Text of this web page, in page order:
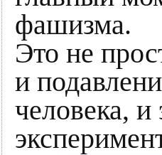
фашизма.
Это не
и
человека, и